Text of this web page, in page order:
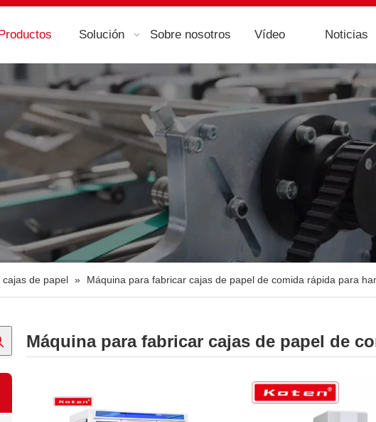
Solución Sobre nosotros Vídeo Noticias
de papel » Máquina para fabricar cajas de papel de comida rápida para
Máquina para fabricar cajas de papel de